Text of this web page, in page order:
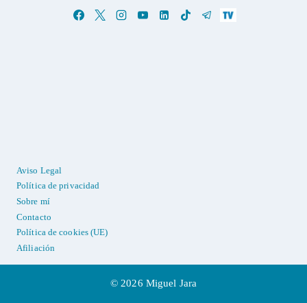
Aviso Legal
Política de privacidad
Sobre mí
Contacto
Política de cookies (UE)
Afiliación
© 2026 Miguel Jara